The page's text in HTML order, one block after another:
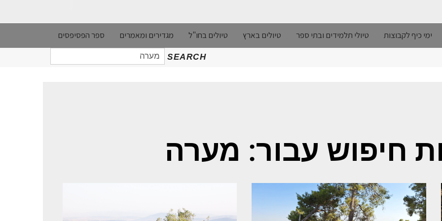
ימי כיף לקבוצות טיולי תלמידים ובתי ספר טיולים בארץ טיולים בחו"ל מגדירים ומאמרים ספר הפסיפסים
SEARCH
חיפוש
עבור:
חיפוש עבור: מערה